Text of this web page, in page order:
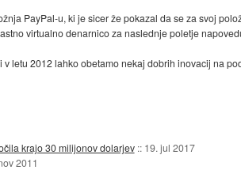
PayPal-u, ki je sicer že pokazal da se za svoj
virtualno denarnico za naslednje poletje
v letu 2012 lahko obetamo nekaj dobrih inovacij na
krajo 30 milijonov dolarjev :: 19. jul 2017
2011